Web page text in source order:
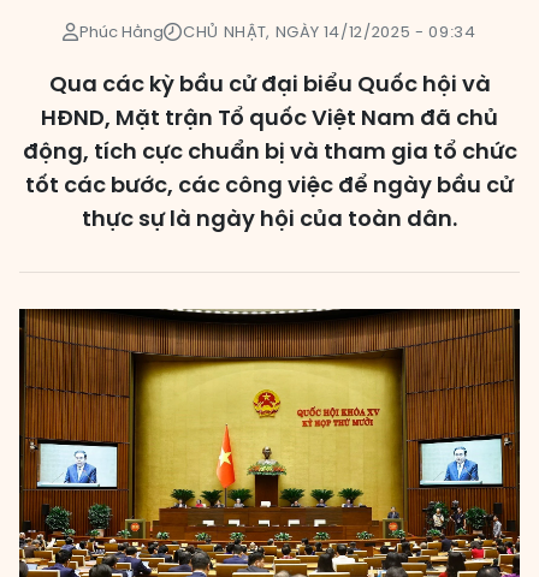
Phúc Hằng CHỦ NHẬT, NGÀY 14/12/2025 - 09:34
Qua các kỳ bầu cử đại biểu Quốc hội và
HĐND, Mặt trận Tổ quốc Việt Nam đã chủ
động, tích cực chuẩn bị và tham gia tổ chức
tốt các bước, các công việc để ngày bầu cử
thực sự là ngày hội của toàn dân.